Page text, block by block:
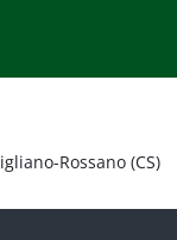
Rossano (CS)